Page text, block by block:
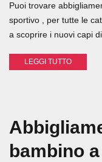
Puoi trovare
sportivo , per tutte le
a scoprire i nuovi capi
LEGGI TUTTO
bambino